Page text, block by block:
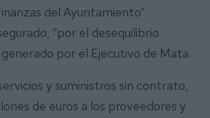
del Ayuntamiento”
“por el desequilibrio
por el Ejecutivo de Mata.
y suministros sin contrato,
de euros a los proveedores y